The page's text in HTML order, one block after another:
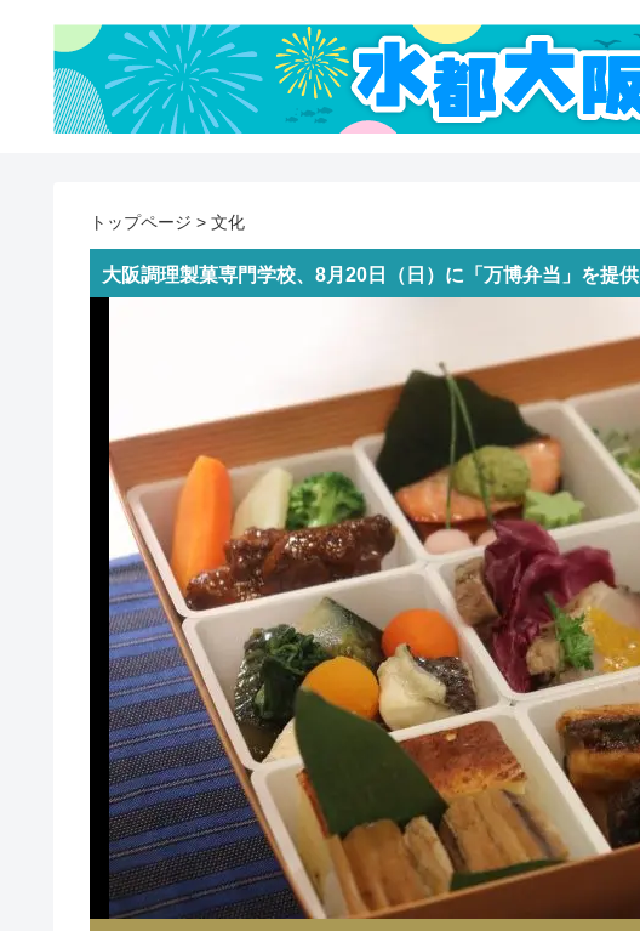
トップページ > 文化
大阪調理製菓専門学校、8月20日（日）に「万博弁当」を提供